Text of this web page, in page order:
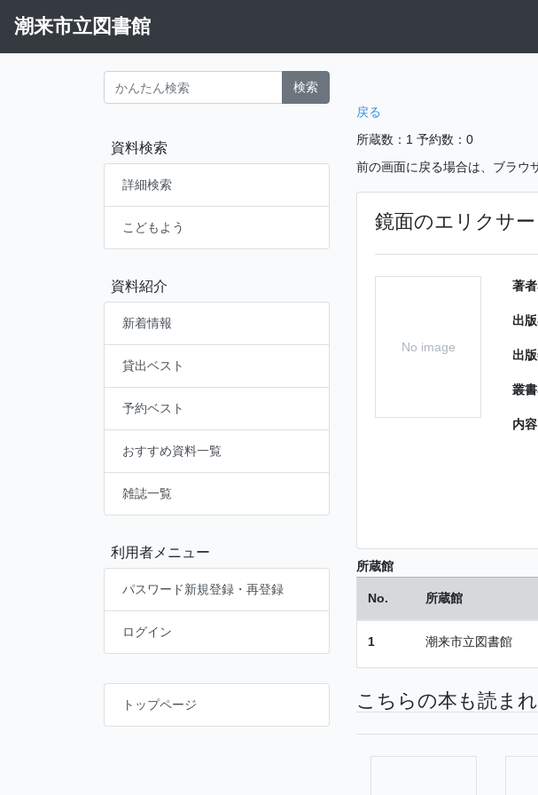
潮来市立図書館
検索
資料検索
詳細検索
こどもよう
資料紹介
新着情報
貸出ベスト
予約ベスト
おすすめ資料一覧
雑誌一覧
利用者メニュー
パスワード新規登録・再登録
ログイン
トップページ
戻る
所蔵数：1 予約数：0
前の画面に戻る場合は、ブラウ
鏡面のエリクサー
No image
著
出
出
叢
内
所蔵館
No. 所蔵館
1 潮来市立図書館
こちらの本も読ま